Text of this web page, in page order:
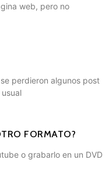
web, pero no
perdieron algunos post
FORMATO?
o grabarlo en un DVD